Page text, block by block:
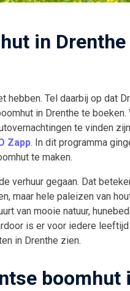
in
Tel daarbij op dat
in Drenthe te boeken.
te vinden
Zapp. In dit programma
te maken.
verhuur gegaan. Dat
maar hele paleizen van
van mooie natuur,
is er voor iedere
in Drenthe zien.
boomhut